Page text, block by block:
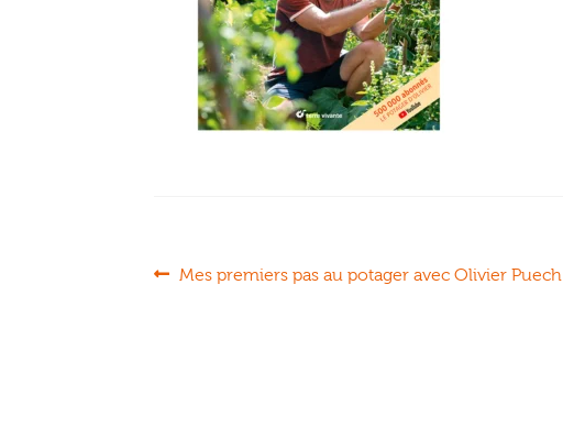
Navigation
Article
Mes premiers pas au potager avec Olivier Puech